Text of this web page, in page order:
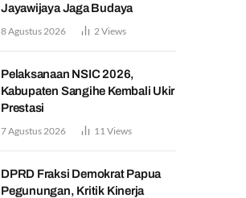
Jayawijaya Jaga Budaya
8 Agustus 2026 2 Views
Pelaksanaan NSIC 2026,
Kabupaten Sangihe Kembali Ukir
Prestasi
7 Agustus 2026 11 Views
DPRD Fraksi Demokrat Papua
Pegunungan, Kritik Kinerja